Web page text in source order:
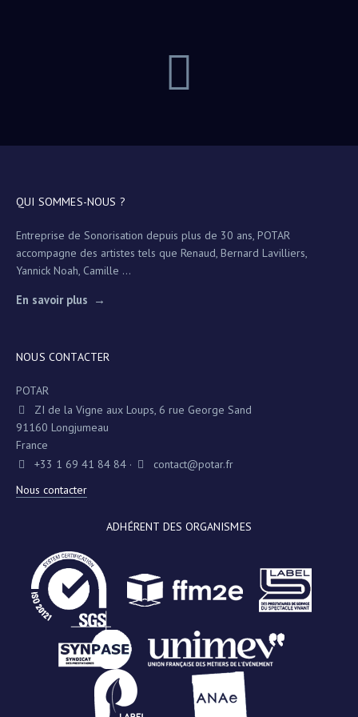
QUI SOMMES-NOUS ?
Entreprise de Sonorisation depuis plus de 30 ans, POTAR
accompagne des artistes tels que Renaud, Bernard Lavilliers,
Yannick Noah, Camille ...
En savoir plus
NOUS CONTACTER
POTAR
ZI de la Vigne aux Loups, 6 rue George Sand
91160 Longjumeau
France
+33 1 69 41 84 84 ·
contact@potar.fr
Nous contacter
ADHÉRENT DES ORGANISMES